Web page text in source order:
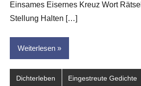
Einsames Eisernes Kreuz Wort
Stellung Halten […]
Weiterlesen
Dichterleben Eingestreute Gedichte